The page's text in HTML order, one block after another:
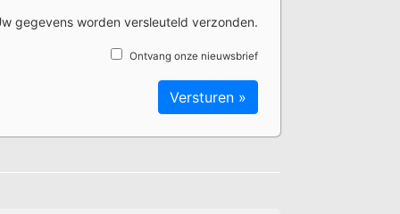
gegevens worden versleuteld verzonden.
Ontvang onze nieuwsbrief